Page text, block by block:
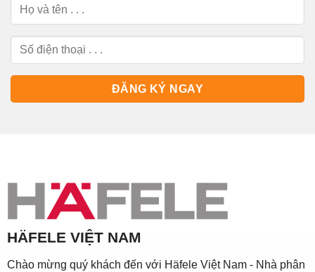
HÄFELE VIỆT NAM
Chào mừng quý khách đến với Häfele Việt Nam - Nhà phân